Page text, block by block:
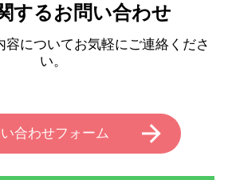
するお問い合わせ
容についてお気軽にご連絡くださ
い。
合わせフォーム